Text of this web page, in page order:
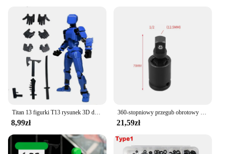
Titan 13 figurki T13 rysunek 3D drukowane wieloprzegubowe ruchome Lucky 13 figurka Nova 13 figurka manekin
8,99zł
360-stopniowy przegub obrotowy z przegubem obrotowym Adapter gniazda pneumatycznego Narzędzie ręczne 1/2 3/8 1/4 Adapter klucza udarowego z kulką gimbala
21,59zł